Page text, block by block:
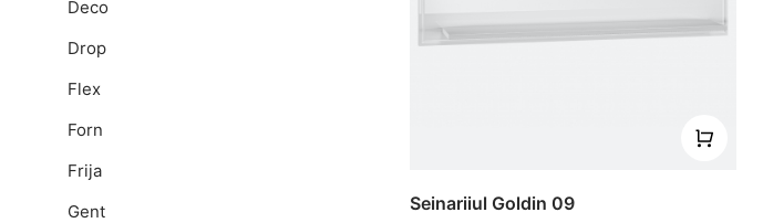
Deco
Drop
Flex
Forn
Frija
Gent
Seinariiul Goldin 09